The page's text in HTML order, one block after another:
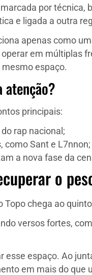
por técnica,
e ligada a outra
apenas como
em múltiplas
espaço.
atenção?
principais:
rap nacional;
como Sant e L7nnon;
a nova fase da
o
Topo chega ao
versos fortes,
espaço. Ao
em mais do que